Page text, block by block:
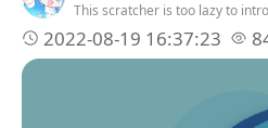
This scratcher is too lazy to
2022-08-19 16:37:23